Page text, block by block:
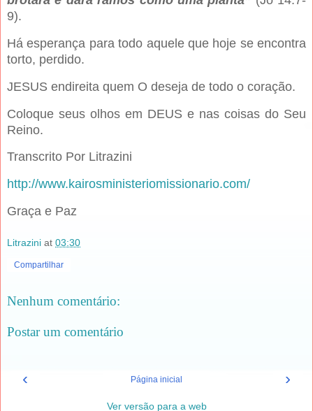
9).
Há esperança para todo aquele que hoje se encontra
torto, perdido.
JESUS endireita quem O deseja de todo o coração.
Coloque seus olhos em DEUS e nas coisas do Seu
Reino.
Transcrito Por Litrazini
http://www.kairosministeriomissionario.com/
Graça e Paz
Litrazini at 03:30
Compartilhar
Nenhum comentário:
Postar um comentário
‹ ›
Página inicial
Ver versão para a web